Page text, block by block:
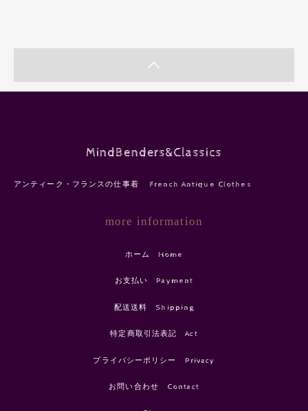
MindBenders&Classics
アンティーク・フランスの仕事着 French Antique Clothes
more information
ホーム Home
お支払い Payment
配送送料 Shipping
特定商取引法表記 Act
プライバシーポリシー Privacy
お問い合わせ Contact